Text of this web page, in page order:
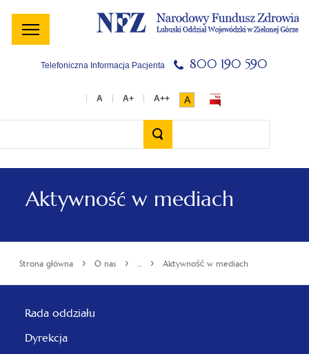
Menu
główne
Menu
lewe
Treść
główna
Szukaj
w
serwisie
Stopka
Telefoniczna Informacja Pacjenta 800 190 590
A
Aktywność w mediach
Strona główna › O nas › ... › Aktywność w mediach
Rada oddziału
Dyrekcja